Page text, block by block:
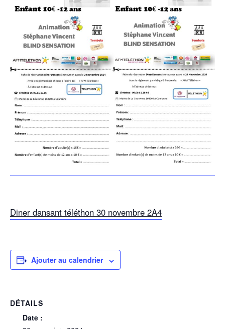
Diner dansant téléthon 30 novembre 2A4
Ajouter au calendrier
DÉTAILS
Date :